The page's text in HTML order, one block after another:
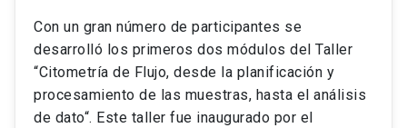
Con un gran número de participantes se
desarrolló los primeros dos módulos del Taller
“Citometría de Flujo, desde la planificación y
procesamiento de las muestras, hasta el análisis
de dato“. Este taller fue inaugurado por el